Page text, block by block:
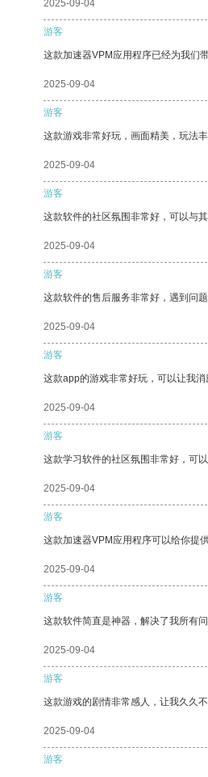
2025-09-04
游客
这款加速器VPM应用程序已经为我们
2025-09-04
游客
这款游戏非常好玩，画面精美，玩法丰
2025-09-04
游客
这款软件的社区氛围非常好，可以与
2025-09-04
游客
这款软件的售后服务非常好，遇到问题
2025-09-04
游客
这款app的游戏非常好玩，可以让我消
2025-09-04
游客
这款学习软件的社区氛围非常好，可
2025-09-04
游客
这款加速器VPM应用程序可以给你提
2025-09-04
游客
这款软件简直是神器，解决了我所有问
2025-09-04
游客
这款游戏的剧情非常感人，让我久久不
2025-09-04
游客